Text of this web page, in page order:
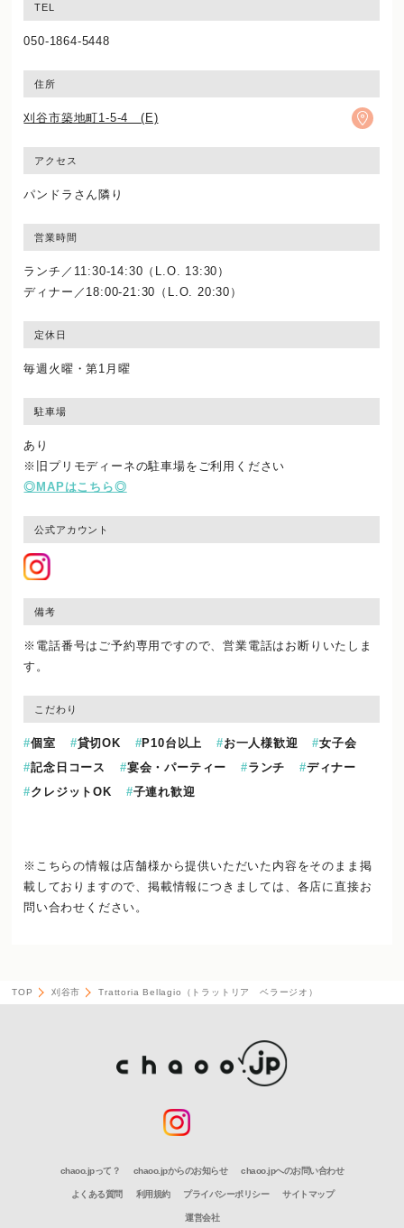
TEL
050-1864-5448
住所
刈谷市築地町1-5-4 (E)
アクセス
パンドラさん隣り
営業時間
ランチ／11:30-14:30（L.O. 13:30）
ディナー／18:00-21:30（L.O. 20:30）
定休日
毎週火曜・第1月曜
駐車場
あり
※旧プリモディーネの駐車場をご利用ください
◎MAPはこちら◎
公式アカウント
備考
※電話番号はご予約専用ですので、営業電話はお断りいたしま
す。
こだわり
個室 貸切OK P10台以上 お一人様歓迎
女子会
記念日コース
宴会・パーティー ランチ
ディナー
クレジットOK
子連れ歓迎
※こちらの情報は店舗様から提供いただいた内容をそのまま掲
載しておりますので、掲載情報につきましては、各店に直接お
問い合わせください。
TOP 刈谷市 Trattoria Bellagio（トラットリア ベラージオ）
chaoo.jpって？ chaoo.jpからのお知らせ chaoo.jpへのお問い合わせ
よくある質問 利用規約 プライバシーポリシー サイトマップ
運営会社